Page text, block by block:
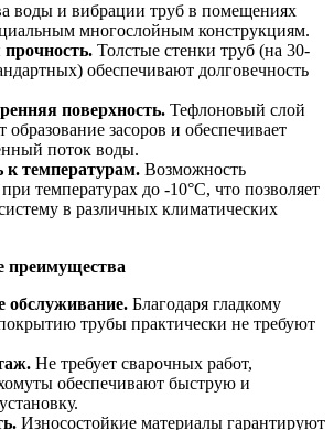
воды и вибрации труб в помещениях
многослойным конструкциям.
Толстые стенки труб (на 30-
обеспечивают долговечность
поверхность. Тефлоновый слой
образование засоров и обеспечивает
поток воды.
к температурам. Возможность
температурах до -10°C, что позволяет
в различных климатических
преимущества
обслуживание. Благодаря гладкому
трубы практически не требуют
Не требует сварочных работ,
обеспечивают быструю и
Износостойкие материалы гарантируют